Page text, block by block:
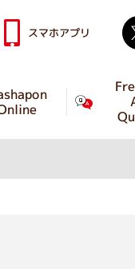
スマホアプリ